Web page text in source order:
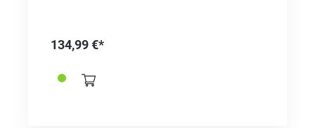
134,99 €*